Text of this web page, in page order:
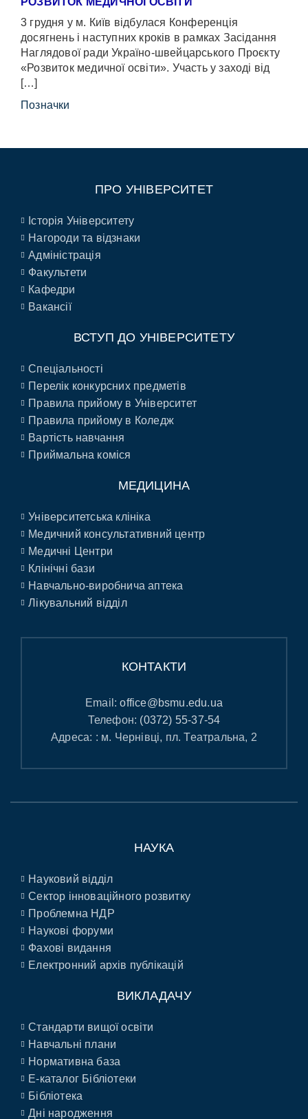
3 грудня у м. Київ відбулася Конференція
досягнень і наступних кроків в рамках Засідання
Наглядової ради Україно-швейцарського Проєкту
«Розвиток медичної освіти». Участь у заході від
[…]
Позначки
ПРО УНІВЕРСИТЕТ
Історія Університету
Нагороди та відзнаки
Адміністрація
Факультети
Кафедри
Вакансії
ВСТУП ДО УНІВЕРСИТЕТУ
Спеціальності
Перелік конкурсних предметів
Правила прийому в Університет
Правила прийому в Коледж
Вартість навчання
Приймальна коміся
МЕДИЦИНА
Університетська клініка
Медичний консультативний центр
Медичні Центри
Клінічні бази
Навчально-виробнича аптека
Лікувальний відділ
КОНТАКТИ
Email:office@bsmu.edu.ua
Телефон: (0372) 55-37-54
Адреса: : м. Чернівці, пл. Театральна, 2
НАУКА
Науковий відділ
Сектор інноваційного розвитку
Проблемна НДР
Наукові форуми
Фахові видання
Електронний архів публікацій
ВИКЛАДАЧУ
Стандарти вищої освіти
Навчальні плани
Нормативна база
E-каталог Бібліотеки
Бібліотека
Дні народження